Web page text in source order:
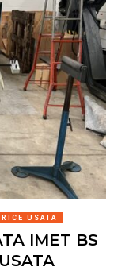
USATA
IMET BS